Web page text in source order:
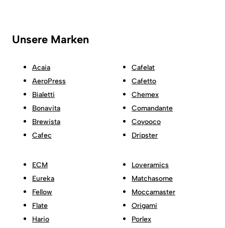
Unsere Marken
Acaia
AeroPress
Bialetti
Bonavita
Brewista
Cafec
Cafelat
Cafetto
Chemex
Comandante
Coyooco
Dripster
ECM
Eureka
Fellow
Flate
Hario
Loveramics
Matchasome
Moccamaster
Origami
Porlex